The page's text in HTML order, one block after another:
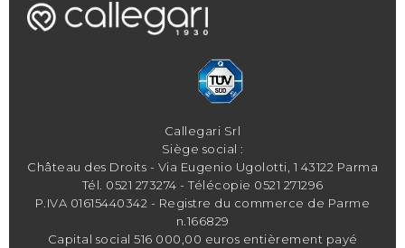
Callegari Srl
Siège social :
Château des Droits - Via Eugenio Ugolotti, 1 43122 Parma
Tél. 0521 273274 - Télécopie 0521 271296
P.IVA 01615440342 - Registre du commerce de Parme
n.166829
Capital social 516 000,00 euros entièrement payé